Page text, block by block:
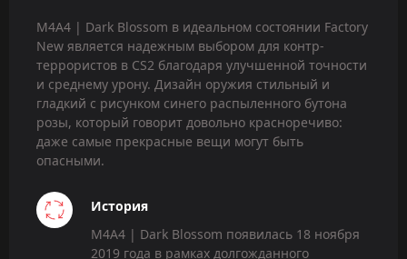
M4A4 | Dark Blossom в идеальном состоянии Factory
New является надежным выбором для контр-
террористов в CS2 благодаря улучшенной точности
и среднему урону. Дизайн оружия стильный и
гладкий с рисунком синего распыленного бутона
розы, который говорит довольно красноречиво:
даже самые прекрасные вещи могут быть
опасными.
История
M4A4 | Dark Blossom появилась 18 ноября
2019 года в рамках долгожданного